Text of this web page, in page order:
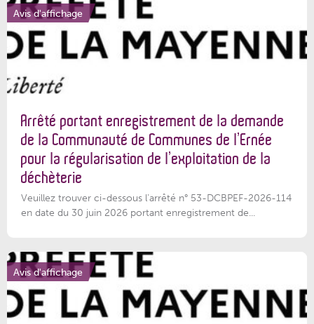
Avis d'affichage
Arrêté portant enregistrement de la demande
de la Communauté de Communes de l’Ernée
pour la régularisation de l’exploitation de la
déchèterie
Veuillez trouver ci-dessous l'arrêté n° 53-DCBPEF-2026-114
en date du 30 juin 2026 portant enregistrement de...
Avis d'affichage